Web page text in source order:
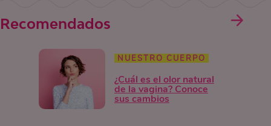
Recomendados
NUESTRO CUERPO
¿Cuál es el olor natural
de la vagina? Conoce
sus cambios